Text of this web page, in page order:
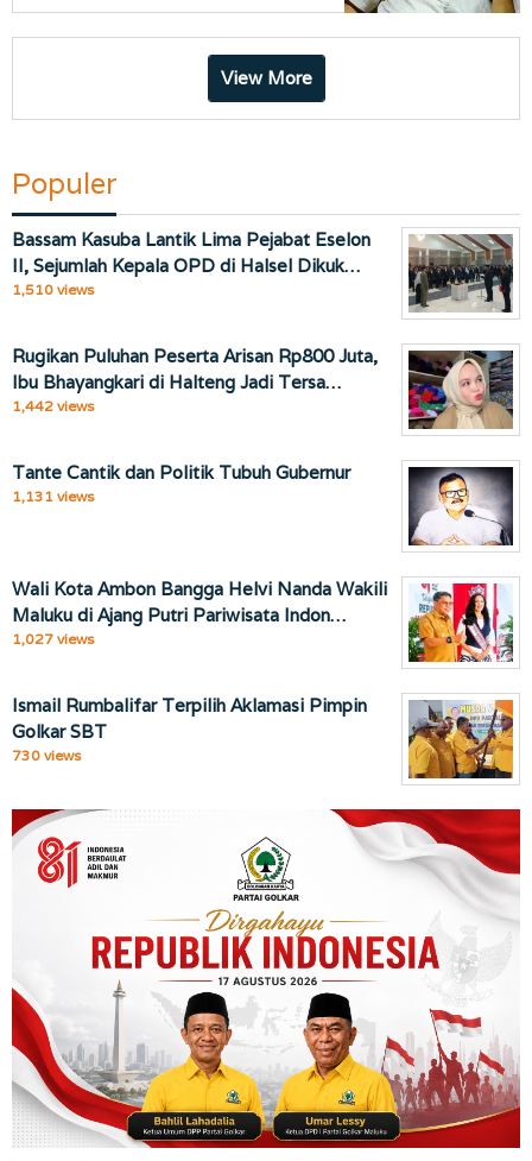
View More
Populer
Bassam Kasuba Lantik Lima Pejabat Eselon
II, Sejumlah Kepala OPD di Halsel Dikuk…
1,510 views
Rugikan Puluhan Peserta Arisan Rp800 Juta,
Ibu Bhayangkari di Halteng Jadi Tersa…
1,442 views
Tante Cantik dan Politik Tubuh Gubernur
1,131 views
Wali Kota Ambon Bangga Helvi Nanda Wakili
Maluku di Ajang Putri Pariwisata Indon…
1,027 views
Ismail Rumbalifar Terpilih Aklamasi Pimpin
Golkar SBT
730 views